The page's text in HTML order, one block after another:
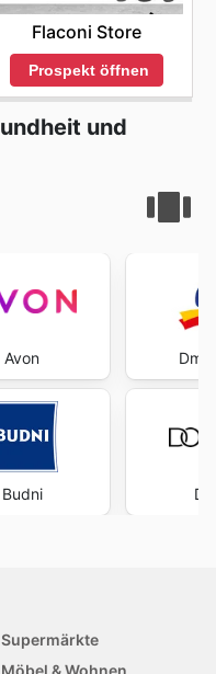
Flaconi Store
Prospekt öffnen
und
Avon
Budni
Dm
Supermärkte